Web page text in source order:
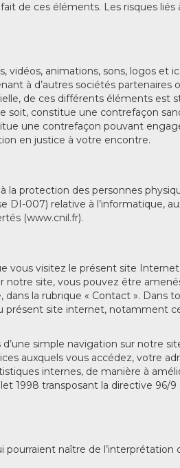
de ces éléments. Les risques liés
animations, sons, logos et
à d’autres sociétés partenaires
de ces différents éléments est
soit, constitue une contrefaçon
une contrefaçon pouvant
en justice à votre encontre.
protection des personnes
007) relative à l’informatique,
(www.cnil.fr).
vous visitez le présent site Internet.
notre site, vous pouvez être
la rubrique « Contact ». Dans
présent site internet, notamment
simple navigation sur notre
auxquels vous accédez, votre
internes, de manière à
1998 transposant la directive 96/9
naître de l’interprétation